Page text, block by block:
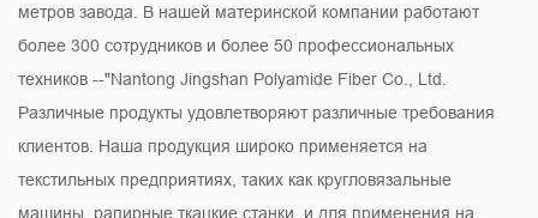
метров завода. В нашей материнской компании работают
более 300 сотрудников и более 50 профессиональных
техников --"Nantong Jingshan Polyamide Fiber Co., Ltd.
Различные продукты удовлетворяют различные требования
клиентов. Наша продукция широко применяется на
текстильных предприятиях, таких как кругловязальные
машины, рапирные ткацкие станки. и для применения на